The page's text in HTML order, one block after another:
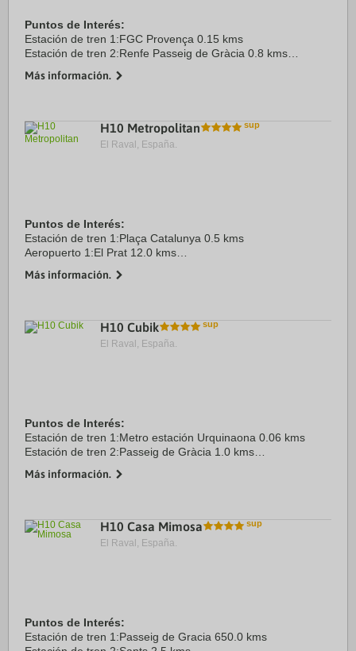
Puntos de Interés:
Estación de tren 1:FGC Provença 0.15 kms
Estación de tren 2:Renfe Passeig de Gràcia 0.8 kms
Puerto:Barcelona 4.0 kms
Más información.
H10 Metropolitan
El Raval, España.
Puntos de Interés:
Estación de tren 1:Plaça Catalunya 0.5 kms
Aeropuerto 1:El Prat 12.0 kms
Recinto ferial 1:Fira Barcelona 6.0 kms
Más información.
H10 Cubik
El Raval, España.
Puntos de Interés:
Estación de tren 1:Metro estación Urquinaona 0.06 kms
Estación de tren 2:Passeig de Gràcia 1.0 kms
Puerto:Port de Barcelona 6.0 kms
Más información.
H10 Casa Mimosa
El Raval, España.
Puntos de Interés:
Estación de tren 1:Passeig de Gracia 650.0 kms